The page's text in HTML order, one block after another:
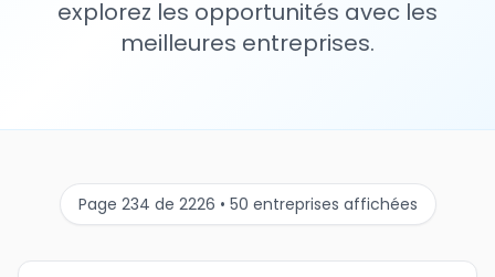
explorez les opportunités avec les
meilleures entreprises.
Page 234 de 2226 • 50 entreprises affichées